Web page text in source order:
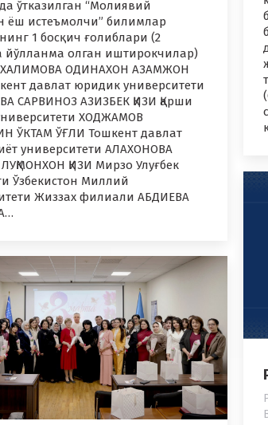
ўтказилган “Молиявий
ёш истеъмолчи” билимлар
1 босқич ғолиблари (2
йўлланма олган иштирокчилар)
ХАЛИМОВА ОДИНАХОН АЗАМЖОН
давлат юридик университети
САРВИНОЗ АЗИЗБЕК ҚИЗИ Қарши
ХОДЖАМОВ
ЎКТАМ ЎҒЛИ Тошкент давлат
университети АЛАХОНОВА
ҚИЗИ Мирзо Улуғбек
Ўзбекистон Миллий
Жиззах филиали АБДИЕВА